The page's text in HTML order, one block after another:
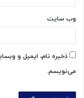
وب‌ سایت
ذخیره نام، ایمیل و
می‌نویسم.